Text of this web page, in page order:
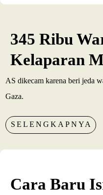
345 Ribu
Kelaparan
AS dikecam karena beri jeda
Gaza.
SELENGKAPNYA
Cara Baru